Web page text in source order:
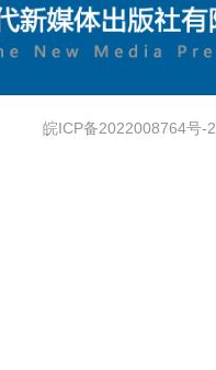
皖ICP备2022008764号-2